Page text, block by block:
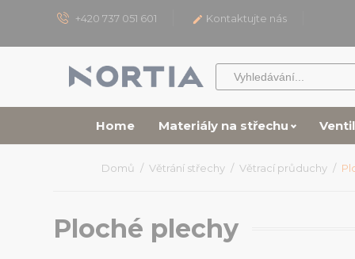
+420 737 051 601  Kontaktujte nás
Home Materiály na střechu
Domů Větrání střechy Větrací průduchy
Ploché plechy